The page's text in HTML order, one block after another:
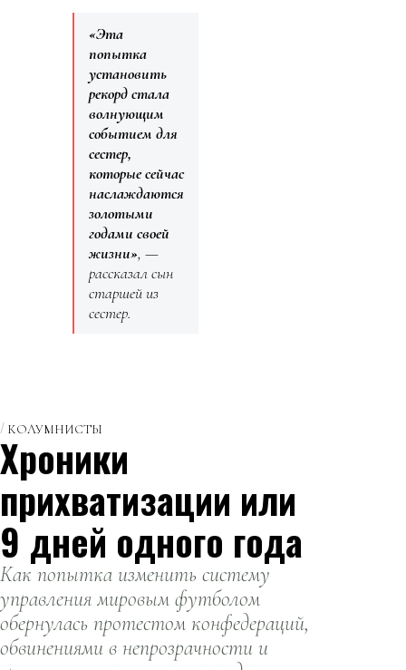
«Эта
попытка
установить
рекорд стала
волнующим
событием для
сестер,
которые сейчас
наслаждаются
золотыми
годами своей
жизни», —
рассказал сын
старшей из
сестер.
КОЛУМНИСТЫ
Хроники
прихватизации или
9 дней одного года
Как попытка изменить систему
управления мировым футболом
обернулась протестом конфедераций,
обвинениями в непрозрачности и